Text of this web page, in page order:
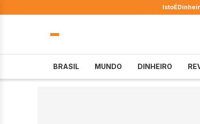
IstoÉ
BRASIL MUNDO DINHEIRO